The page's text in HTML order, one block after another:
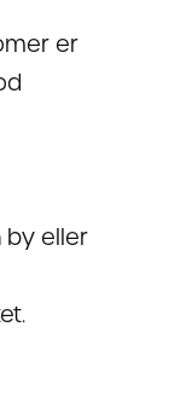
er
by eller